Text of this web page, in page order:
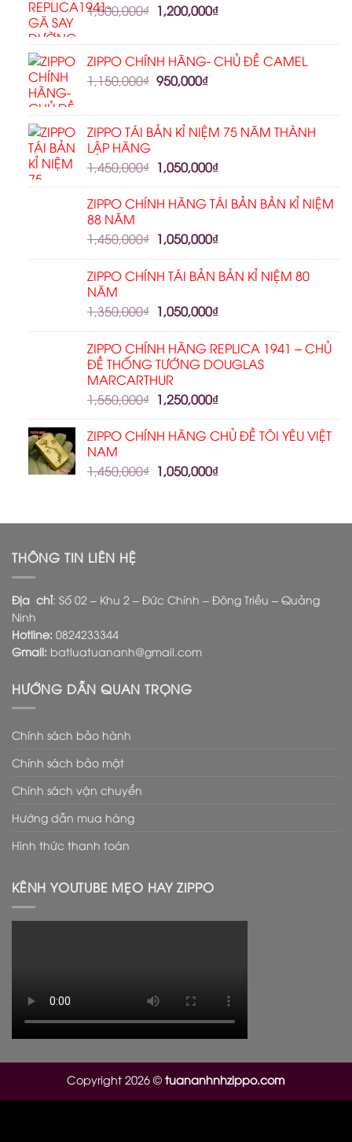
1,500,000₫ 1,200,000₫
ZIPPO CHÍNH HÃNG- CHỦ ĐỀ CAMEL
1,150,000₫ 950,000₫
ZIPPO TÁI BẢN KỈ NIỆM 75 NĂM THÀNH
LẬP HÃNG
1,450,000₫ 1,050,000₫
ZIPPO CHÍNH HÃNG TÁI BẢN BẢN KỈ NIỆM
88 NĂM
1,450,000₫ 1,050,000₫
ZIPPO CHÍNH TÁI BẢN BẢN KỈ NIỆM 80
NĂM
1,350,000₫ 1,050,000₫
ZIPPO CHÍNH HÃNG REPLICA 1941 – CHỦ
ĐỀ THỐNG TƯỚNG DOUGLAS
MARCARTHUR
1,550,000₫ 1,250,000₫
ZIPPO CHÍNH HÃNG CHỦ ĐỀ TÔI YÊU VIỆT
NAM
1,450,000₫ 1,050,000₫
THÔNG TIN LIÊN HỆ
Địa chỉ: Số 02 – Khu 2 – Đức Chính – Đông Triều – Quảng
Ninh
Hotline: 0824233344
Gmail: batluatuananh@gmail.com
HƯỚNG DẪN QUAN TRỌNG
Chính sách bảo hành
Chính sách bảo mật
Chính sách vận chuyển
Hướng dẫn mua hàng
Hình thức thanh toán
KÊNH YOUTUBE MẸO HAY ZIPPO
Copyright 2026 © tuananhnhzippo.com